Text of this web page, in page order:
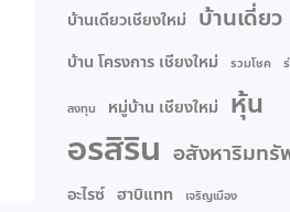
บ้านเดียวเชียงใหม่ บ้านเดี่ยว
บ้าน โครงการ เชียงใหม่ รวมโชค
ลงทุน หมู่บ้าน เชียงใหม่ หุ้น
อรสิริน อสังหาริมทรั
อะไรซ์ ฮาบิแทท เจริญเมือง